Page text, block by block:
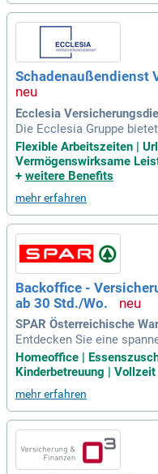
mmobilien, perfekt für
r schaffen wir wertvolle
Vorsorge, um Ihre
e Ihre Expertise ein und
aus
s gemeinsam den
nd wirtschaftlichen Erfolg
Schadenaußendienst
Ecclesia
Die Ecclesia Gruppe
wie eGym-Wellpass,
Wir fördern
es Arbeitsumfeld für alle
d wir einer der größten
und Europa. Unser
drei Milliarden Euro.
t sich über ganz
e Länder. Vertrauen Sie
gslösungen und
Benefits.
Flexible Arbeitszeiten |
Vermögenswirksame
+ weitere Benefits
mehr erfahren
Backoffice -
ab 30 Std./Wo.
SPAR Österreichische
Entdecken Sie eine
sicherungsdienst-GmbH,
akler. Verstärken Sie
zen Sie SPAR-
allen
Homeoffice |
Kinderbetreuung | Vollzeit
mehr erfahren